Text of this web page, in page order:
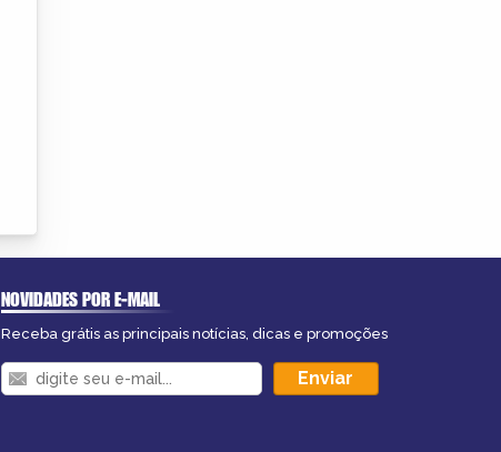
NOVIDADES POR E-MAIL
Receba grátis as principais notícias, dicas e promoções